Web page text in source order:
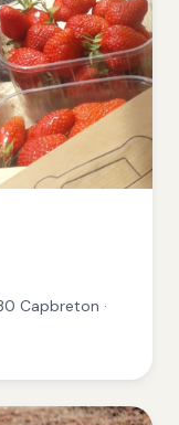
Capbreton ·